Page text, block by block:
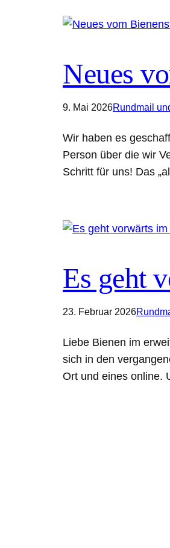
Neues
9. Mai 2026Rundmail
Wir haben es
Person über die wir
Schritt für uns! Das
Es geht
23. Februar 2026
Liebe Bienen im
sich in den
Ort und eines online.